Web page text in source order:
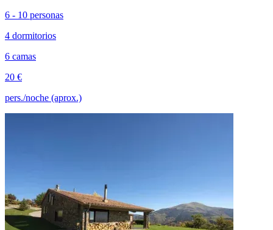
6 - 10 personas
4 dormitorios
6 camas
20 €
pers./noche (aprox.)